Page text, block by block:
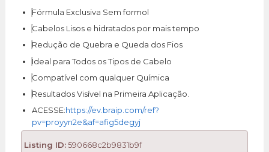
Fórmula Exclusiva Sem formol
Cabelos Lisos e hidratados por mais tempo
Redução de Quebra e Queda dos Fios
Ideal para Todos os Tipos de Cabelo
Compatível com qualquer Química
Resultados Visível na Primeira Aplicação.
ACESSE:https://ev.braip.com/ref?
pv=proyyn2e&af=afig5degyj
Listing ID:590668c2b9831b9f